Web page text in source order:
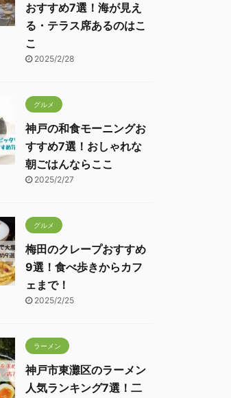
おすすめ7選！海が見え
る・テラス席あるのはこ
こ
2025/2/28
グルメ
神戸の和食モーニングお
すすめ7選！おしゃれな
朝ごはんならここ
2025/2/27
グルメ
梅田のクレープおすすめ
9選！食べ歩きからカフ
ェまで！
2025/2/25
ラーメン
神戸市東灘区のラーメン
人気ランキング7選！二